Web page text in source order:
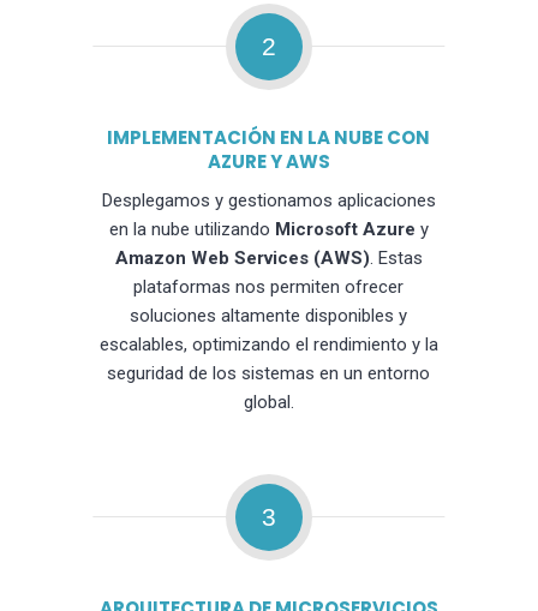
2
IMPLEMENTACIÓN EN LA NUBE CON
AZURE Y AWS
Desplegamos y gestionamos aplicaciones
en la nube utilizando Microsoft Azure y
Amazon Web Services (AWS). Estas
plataformas nos permiten ofrecer
soluciones altamente disponibles y
escalables, optimizando el rendimiento y la
seguridad de los sistemas en un entorno
global.
3